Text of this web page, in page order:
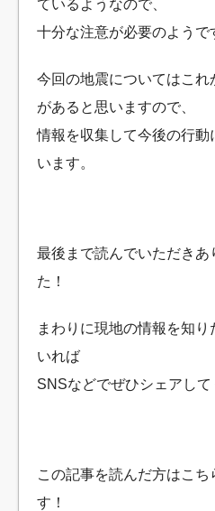
ているようなので、
十分な注意が必要のようで
今回の地震についてはこれ
があると思いますので、
情報を収集して今後の行動
います。
最後まで読んでいただきあ
た！
まわりに現地の情報を知
いれば
SNSなどでぜひシェアして
この記事を読んだ方はこち
す！